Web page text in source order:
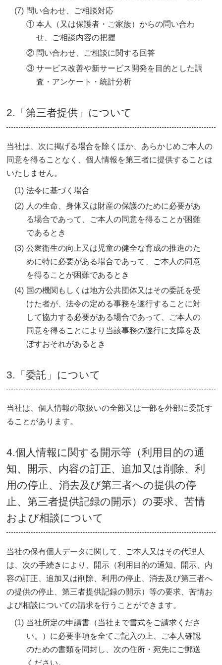
(7) 問い合わせ、ご相談対応
① 本人（又は保護者・ご家族）からの問い合わ
せ、ご相談内容の把握
② 問い合わせ、ご相談に関する回答
③ サービス改善や新サービス開発を目的とした調
査・アンケート・統計分析
2.「第三者提供」について
当社は、次に掲げる場合を除くほか、あらかじめご本人の
同意を得ることなく、個人情報を第三者に提供することは
いたしません。
(1) 法令に基づく場合
(2) 人の生命、身体又は財産の保護のために必要があ
る場合であって、ご本人の同意を得ることが困難
であるとき
(3) 公衆衛生の向上又は児童の健全な育成の推進のた
めに特に必要がある場合であって、ご本人の同意
を得ることが困難であるとき
(4) 国の機関もしくは地方公共団体又はその委託を受
けた者が、法令の定める事務を遂行することに対
して協力する必要がある場合であって、ご本人の
同意を得ることにより当該事務の遂行に支障を及
ぼすおそれがあるとき
3.「委託」について
当社は、個人情報の取扱いの全部又は一部を外部に委託す
ることがあります。
4.個人情報に関する開示等（利用目的の通
知、開示、内容の訂正、追加又は削除、利
用の停止、消去及び第三者への提供の停
止、第三者提供記録の開示）の要求、苦情
および相談について
当社の保有個人データに関して、ご本人又はその代理人
は、次の手続きにより、開示（利用目的の通知、開示、内
容の訂正、追加又は削除、利用の停止、消去及び第三者へ
の提供の停止、第三者提供記録の開示）等の要求、苦情お
よび相談についての請求を行うことができます。
(1) 当社所定の申請書（当社まで書式をご請求くださ
い。）に必要事項を全てご記入の上、ご本人確認
のための書類を同封し、次の住所・宛先にご郵送
ください。